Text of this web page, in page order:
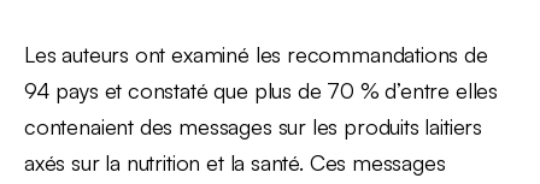
Les auteurs ont examiné les recommandations de
94 pays et constaté que plus de 70 % d’entre elles
contenaient des messages sur les produits laitiers
axés sur la nutrition et la santé. Ces messages